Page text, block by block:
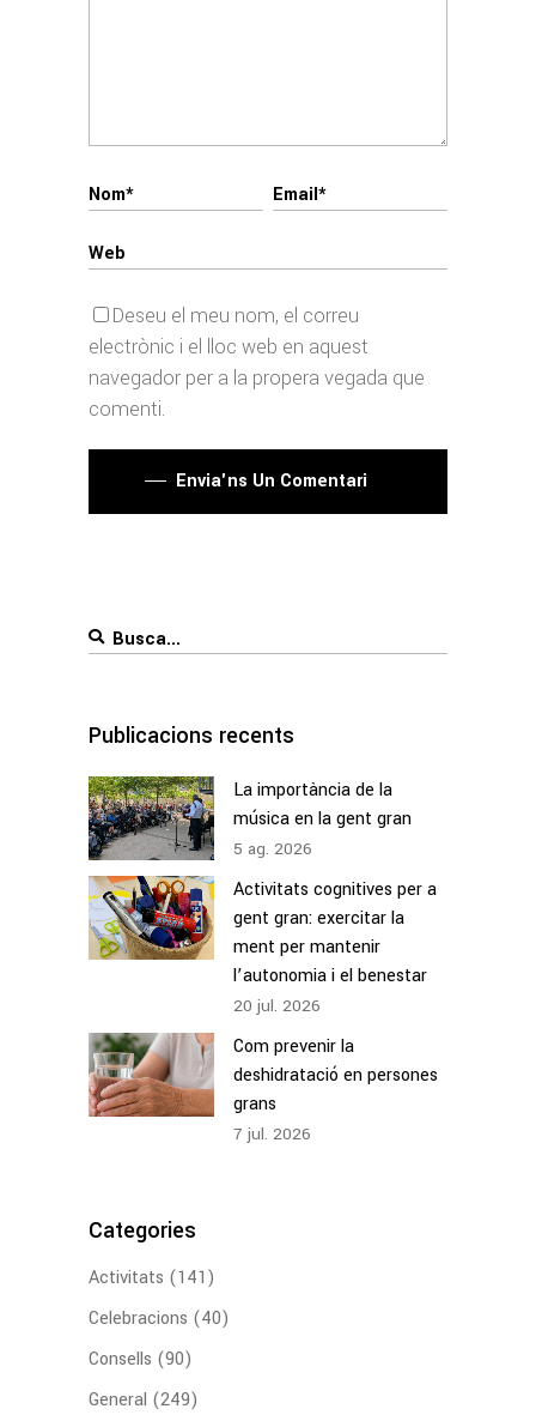
Deseu el meu nom, el correu
electrònic i el lloc web en aquest
navegador per a la propera vegada que
comenti.
Envia'ns Un Comentari
Search
Publicacions recents
La importància de la
música en la gent gran
5 ag. 2026
Activitats cognitives per a
gent gran: exercitar la
ment per mantenir
l’autonomia i el benestar
20 jul. 2026
Com prevenir la
deshidratació en persones
grans
7 jul. 2026
Categories
Activitats (141)
Celebracions (40)
Consells (90)
General (249)